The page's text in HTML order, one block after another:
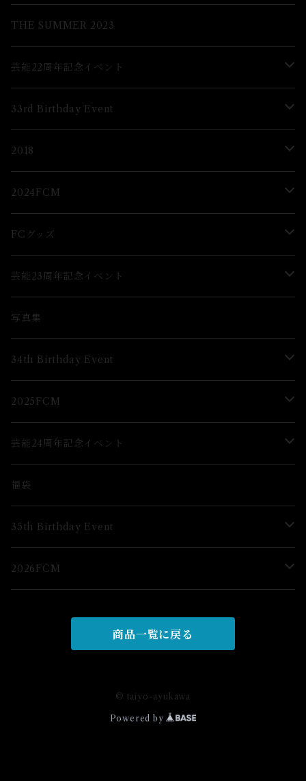
グッズ
2Lブロマイド
グッズ
THE SUMMER 2023
芸能22周年記念イベント
グッズ
ブロマイド
33rd Birthday Event
Lブロマイド
2Lブロマイド
グッズ
2018
ブロマイド
2024FCM
グッズ
FCグッズ
グッズ
ブロマイド
芸能23周年記念イベント
Lブロマイド
グッズ
写真集
34th Birthday Event
ブロマイド
グッズ
2025FCM
グッズ
芸能24周年記念イベント
ブロマイド
グッズ
福袋
35th Birthday Event
ブロマイド
2026FCM
商品一覧に戻る
© taiyo-ayukawa
Powered by